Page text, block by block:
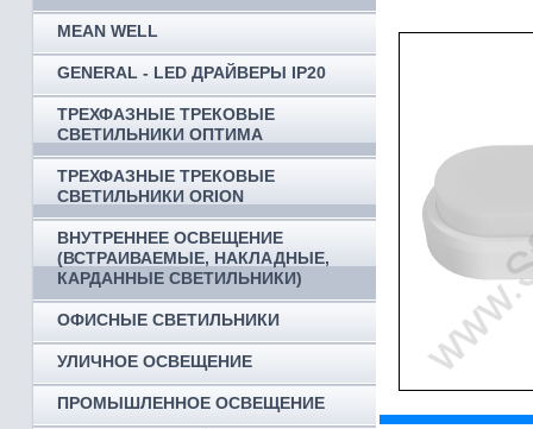
MEAN WELL
GENERAL - LED ДРАЙВЕРЫ IP20
ТРЕХФАЗНЫЕ ТРЕКОВЫЕ
СВЕТИЛЬНИКИ ОПТИМА
ТРЕХФАЗНЫЕ ТРЕКОВЫЕ
СВЕТИЛЬНИКИ ORION
ВНУТРЕННЕЕ ОСВЕЩЕНИЕ
(ВСТРАИВАЕМЫЕ, НАКЛАДНЫЕ,
КАРДАННЫЕ СВЕТИЛЬНИКИ)
ОФИСНЫЕ СВЕТИЛЬНИКИ
УЛИЧНОЕ ОСВЕЩЕНИЕ
ПРОМЫШЛЕННОЕ ОСВЕЩЕНИЕ